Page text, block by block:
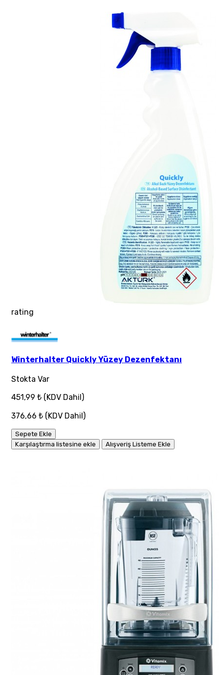
rating
Winterhalter Quickly Yüzey Dezenfektanı
Stokta Var
451,99 ₺ (KDV Dahil)
376,66 ₺ (KDV Dahil)
Sepete Ekle
Karşılaştırma listesine ekle
Alışveriş Listeme Ekle